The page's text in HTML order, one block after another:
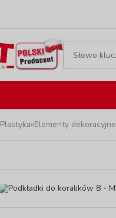
Plastyka»Elementy dekoracyjne